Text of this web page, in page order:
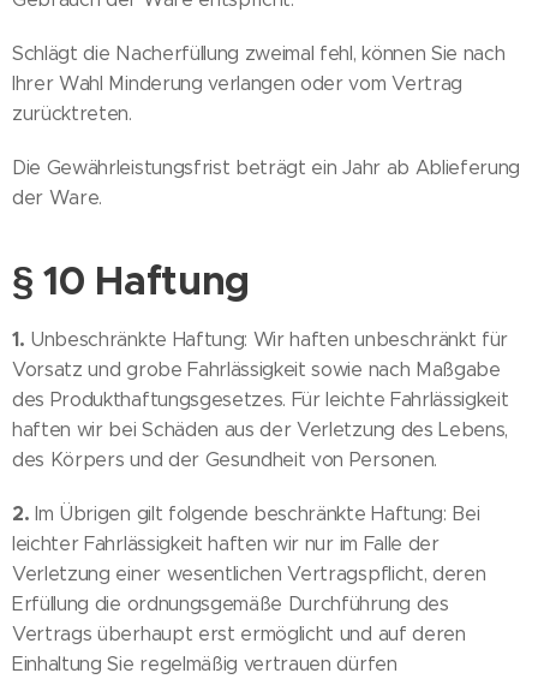
Schlägt die Nacherfüllung zweimal fehl, können Sie nach
Ihrer Wahl Minderung verlangen oder vom Vertrag
zurücktreten.
Die Gewährleistungsfrist beträgt ein Jahr ab Ablieferung
der Ware.
§ 10 Haftung
1. Unbeschränkte Haftung: Wir haften unbeschränkt für
Vorsatz und grobe Fahrlässigkeit sowie nach Maßgabe
des Produkthaftungsgesetzes. Für leichte Fahrlässigkeit
haften wir bei Schäden aus der Verletzung des Lebens,
des Körpers und der Gesundheit von Personen.
2. Im Übrigen gilt folgende beschränkte Haftung: Bei
leichter Fahrlässigkeit haften wir nur im Falle der
Verletzung einer wesentlichen Vertragspflicht, deren
Erfüllung die ordnungsgemäße Durchführung des
Vertrags überhaupt erst ermöglicht und auf deren
Einhaltung Sie regelmäßig vertrauen dürfen